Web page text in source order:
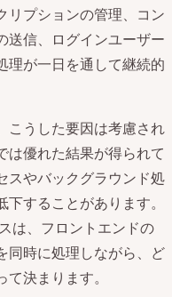
リプションの管理、コン
送信、ログインユーザー
理が一日を通して継続的
こうした要因は考慮され
は優れた結果が得られて
スやバックグラウンド処
することがあります。
は、フロントエンドの
同時に処理しながら、ど
決まります。